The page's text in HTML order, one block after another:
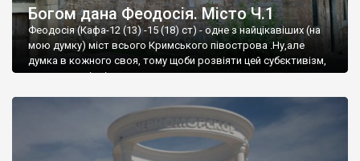
Богом дана Феодосія. Місто Ч.1
Феодосія (Кафа-12 (13) -15 (18) ст) - одне з найцікавіших (на
мою думку) міст всього Кримського півострова .Ну,але
думка в кожного своя, тому щоби розвіяти цей субєктивізм,
запрошую відвідати це